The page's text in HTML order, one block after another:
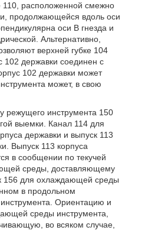
110, расположенной смежно
продолжающейся вдоль оси
оси В гнезда и
Альтернативно,
верхней губке 104
102 державки соединен с
102 державки может
может, в свою
режущего инструмента 150
выемки. Канал 114 для
державки и выпуск 113
Выпуск 113 корпуса
в сообщении по текучей
среды, доставляющему
156 для охлаждающей среды
в продольном
Ориентацию и
среды инструмента,
во всяком случае,